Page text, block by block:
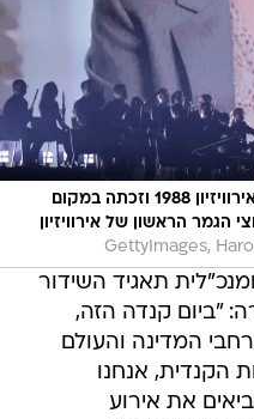
סלין דיון הקנדית, שייצגה את שווייץ באירוויזיון 1988 וזכתה במקום
הראשון של אירוויזיון
GettyImages,
תאגיד השידור
"ביום קנדה הזה,
המדינה והעולם
הקנדית, אנחנו
את אירוע